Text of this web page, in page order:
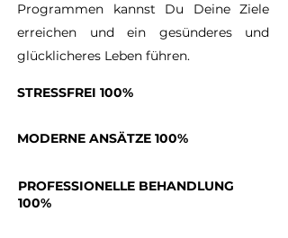
Programmen kannst Du Deine Ziele
erreichen und ein gesünderes und
glücklicheres Leben führen.
STRESSFREI 100%
MODERNE ANSÄTZE 100%
PROFESSIONELLE BEHANDLUNG
100%